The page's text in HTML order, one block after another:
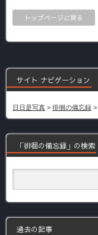
トップページに戻る
サイト ナビゲーション
日日是写真 > 徘徊の備忘録 >
「徘徊の備忘録」の検索
過去の記事